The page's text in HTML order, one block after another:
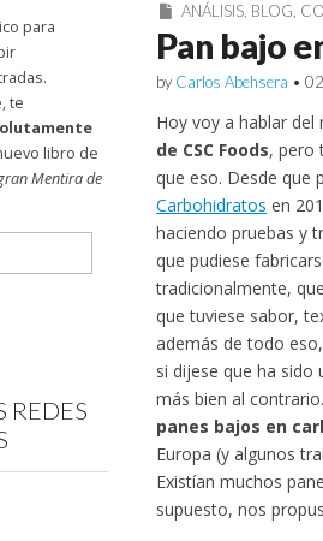
ANÁLISIS, BLOG,
Pan bajo
by Carlos Abehsera •
Hoy voy a hablar del
de CSC Foods, pero
que eso. Desde que
Carbohidratos en
haciendo pruebas y
que pudiese
tradicionalmente,
que tuviese sabor,
además de todo
si dijese que ha sido
más bien al
panes bajos en
Europa (y algunos
Existían muchos
supuesto, nos
para
te
libro de
Mentira de
REDES